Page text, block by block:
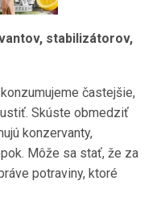
stabilizátorov,
častejšie,
Skúste obmedziť
konzervanty,
Môže sa stať, že za
potraviny, ktoré